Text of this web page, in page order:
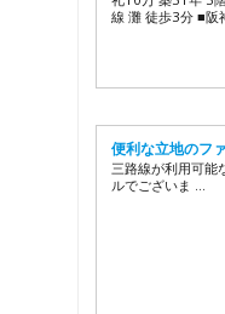
線 灘 徒歩3分 ■阪
便利な立地のフ
三路線が利用可能
ルでございま …